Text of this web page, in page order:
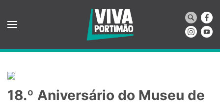
Saltar para o conteúdo principal
18.º Aniversário do Museu de